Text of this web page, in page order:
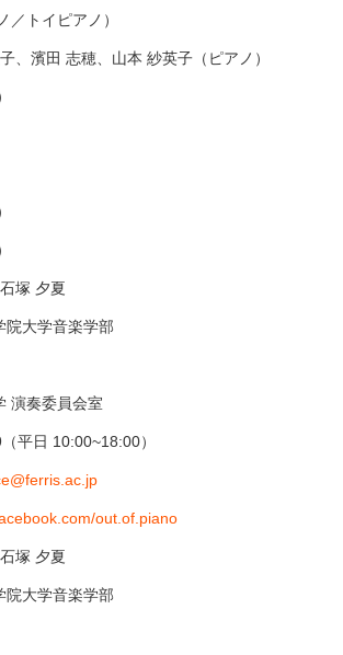
トイピアノ）
、濱田 志穂、山本 紗英子（ピアノ）
塚 夕夏
院大学音楽学部
演奏委員会室
平日 10:00~18:00）
out.of.piano
塚 夕夏
院大学音楽学部